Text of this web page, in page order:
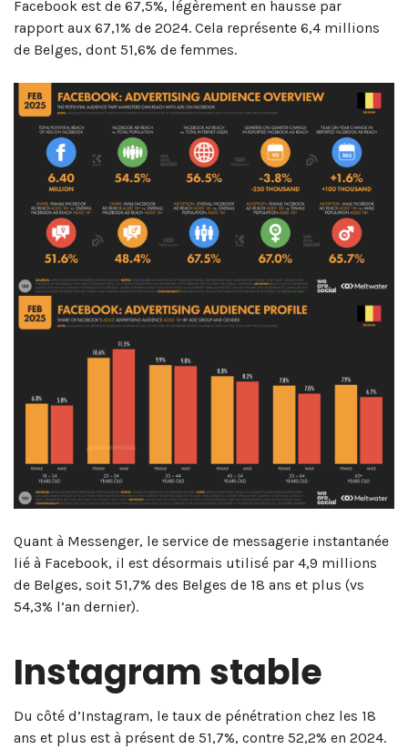
Facebook est de 67,5%, légèrement en hausse par
rapport aux 67,1% de 2024. Cela représente 6,4 millions
de Belges, dont 51,6% de femmes.
Quant à Messenger, le service de messagerie instantanée
lié à Facebook, il est désormais utilisé par 4,9 millions
de Belges, soit 51,7% des Belges de 18 ans et plus (vs
54,3% l’an dernier).
Instagram stable
Du côté d’Instagram, le taux de pénétration chez les 18
ans et plus est à présent de 51,7%, contre 52,2% en 2024.